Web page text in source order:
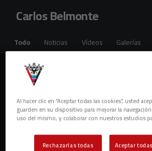
Carlos Belmonte
Todo Noticias Vídeos Galerías
Noticias
1 resultados
Al hacer clic en “Aceptar todas las cookies”, usted
guarden en su dispositivo para mejorar la
uso del mismo, y colaborar con nuestros estudios
Rechazarlas todas Aceptar